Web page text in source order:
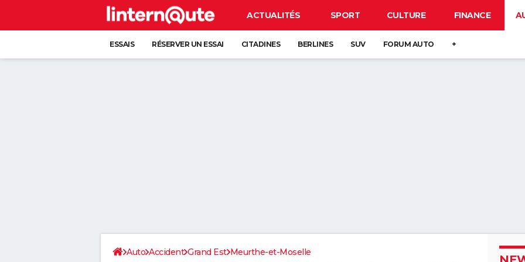
ACTUALITÉS SPORT CULTURE FINANCE
ESSAIS RÉSERVER UN ESSAI CITADINES BERLINES SUV FORUM AUTO +
Auto Accident Grand Est Meurthe-et-Moselle